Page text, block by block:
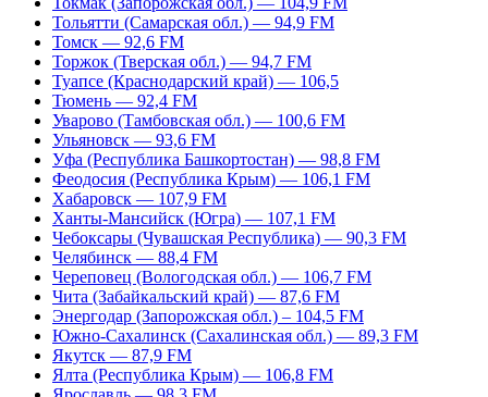
Тольятти (Самарская обл.) — 94,9 FM
Томск — 92,6 FM
Торжок (Тверская обл.) — 94,7 FM
Туапсе (Краснодарский край) — 106,5
Тюмень — 92,4 FM
Уварово (Тамбовская обл.) — 100,6 FM
Ульяновск — 93,6 FM
Уфа (Республика Башкортостан) — 98,8 FM
Феодосия (Республика Крым) — 106,1 FM
Хабаровск — 107,9 FM
Ханты-Мансийск (Югра) — 107,1 FM
Чебоксары (Чувашская Республика) — 90,3 FM
Челябинск — 88,4 FM
Череповец (Вологодская обл.) — 106,7 FM
Чита (Забайкальский край) — 87,6 FM
Энергодар (Запорожская обл.) – 104,5 FM
Южно-Сахалинск (Сахалинская обл.) — 89,3 FM
Якутск — 87,9 FM
Ялта (Республика Крым) — 106,8 FM